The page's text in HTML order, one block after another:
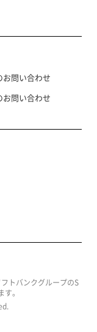
お問い合わせ
お問い合わせ
トバンクグループのS
。